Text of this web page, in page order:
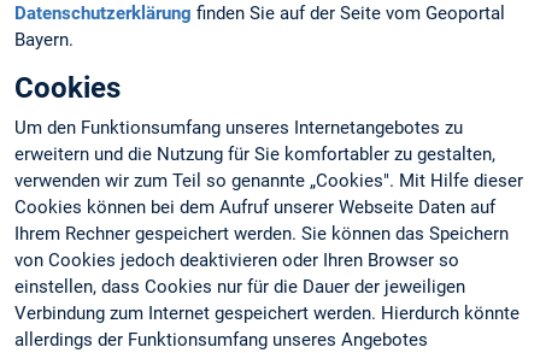
Datenschutzerklärung finden Sie auf der Seite vom Geoportal
Bayern.
Cookies
Um den Funktionsumfang unseres Internetangebotes zu
erweitern und die Nutzung für Sie komfortabler zu gestalten,
verwenden wir zum Teil so genannte „Cookies". Mit Hilfe dieser
Cookies können bei dem Aufruf unserer Webseite Daten auf
Ihrem Rechner gespeichert werden. Sie können das Speichern
von Cookies jedoch deaktivieren oder Ihren Browser so
einstellen, dass Cookies nur für die Dauer der jeweiligen
Verbindung zum Internet gespeichert werden. Hierdurch könnte
allerdings der Funktionsumfang unseres Angebotes